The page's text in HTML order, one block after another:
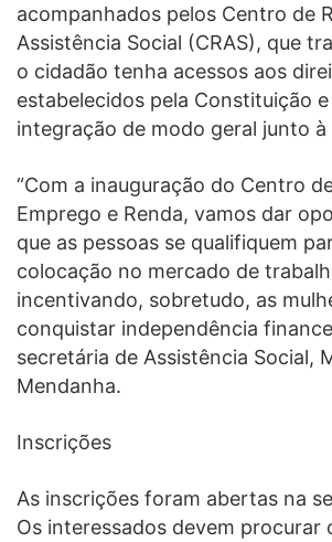
acompanhados pelos Centro de
Assistência Social (CRAS), que
o cidadão tenha acessos aos
estabelecidos pela Constituição
integração de modo geral junto à
“Com a inauguração do Centro
Emprego e Renda, vamos dar
que as pessoas se qualifiquem
colocação no mercado de
incentivando, sobretudo, as
conquistar independência
secretária de Assistência Social,
Mendanha.
Inscrições
As inscrições foram abertas na
Os interessados devem procurar